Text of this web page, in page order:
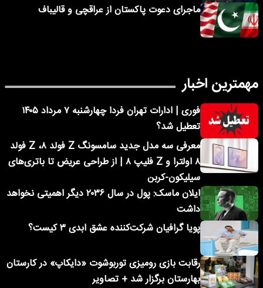
ماجرای دعوت پاکستان از عراقچی و قالیباف
مهمترین اخبار
فوری | ادارات تهران فردا چهارشنبه ۷ مرداد ۱۴۰۵
تعطیل شد؟
معرفی سه مدل جدید سامسونگ Z فولد ۸، Z فولد
۸ اولترا و Z فلیپ ۸ | از طراحی عریض تا باتری‌های
سیلیکون-کربن
ایلان ماسک: پول در سال ۲۰۳۶ دیگر اهمیتی نخواهد
داشت
پویا گرافیان شرکت‌کننده عشق ابدی ۳ کیست؟
رقابت بازی رومیزی توربوشوت «دایکاپ» در کارستان
بهارستان برگزار شد + تصاویر